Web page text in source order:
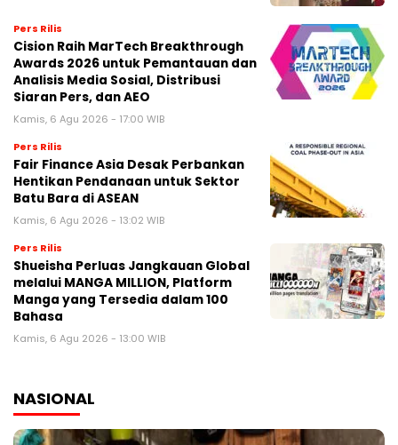
Pers Rilis
Cision Raih MarTech Breakthrough
Awards 2026 untuk Pemantauan dan
Analisis Media Sosial, Distribusi
Siaran Pers, dan AEO
Kamis, 6 Agu 2026 - 17:00 WIB
Pers Rilis
Fair Finance Asia Desak Perbankan
Hentikan Pendanaan untuk Sektor
Batu Bara di ASEAN
Kamis, 6 Agu 2026 - 13:02 WIB
Pers Rilis
Shueisha Perluas Jangkauan Global
melalui MANGA MILLION, Platform
Manga yang Tersedia dalam 100
Bahasa
Kamis, 6 Agu 2026 - 13:00 WIB
NASIONAL